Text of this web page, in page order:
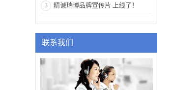
微处理器可以进行更
等一些复杂的测量条
冲，经天线向下传
输。微波接触到被测
介质表面后被反射回
来再次被天线系统接
收，将信号传输给电
场份额
3 精诚瑞博品牌宣传片 上线了！
联系我们